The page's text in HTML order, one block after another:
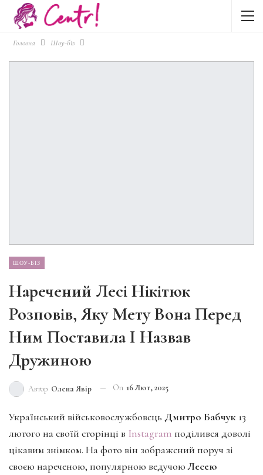
Головна Шоу-біз
ШОУ-БІЗ
Наречений Лесі Нікітюк
Розповів, Яку Мету Вона Перед
Ним Поставила І Назвав
Дружиною
Автор Олена Явір On 16 Лют, 2025
Український військовослужбовець Дмитро Бабчук 13
лютого на своїй сторінці в Instagram поділився доволі
цікавим знімком. На фото він зображений поруч зі
своєю нареченою, популярною ведучоюЛесею